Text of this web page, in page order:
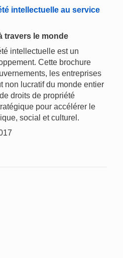
intellectuelle au service
travers le monde
intellectuelle est un
Cette brochure
les entreprises
non lucratif du monde entier
droits de propriété
pour accélérer le
social et culturel.